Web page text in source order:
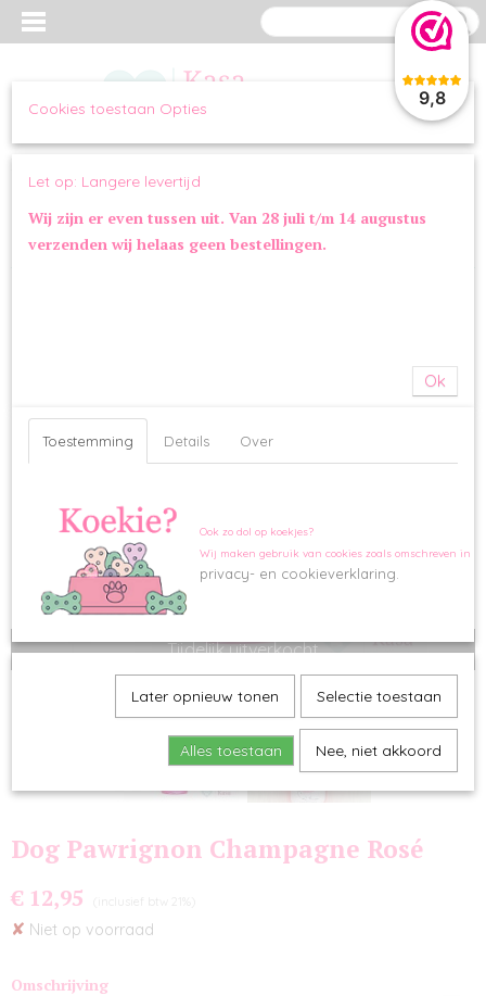
9,8
Inloggen
Home>OVERIG>KERST>Dog Pawrignon Champagne Rosé
Tijdelijk uitverkocht
Dog Pawrignon Champagne Rosé
€ 12,95 (inclusief btw 21%)
✘ Niet op voorraad
Omschrijving
Cookies toestaan Opties
Let op: Langere levertijd
Wij zijn er even tussen uit. Van 28 juli t/m 14 augustus
verzenden wij helaas geen bestellingen.
Ok
Toestemming Details Over
Ook zo dol op koekjes?
Wij maken gebruik van cookies zoals omschreven in
privacy- en cookieverklaring.
Later opnieuw tonen Selectie toestaan
Alles toestaan Nee, niet akkoord